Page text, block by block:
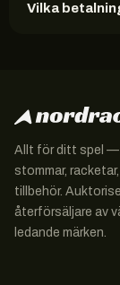
Vilka
Allt för ditt spel —
stommar,
tillbehör.
återförsäljare av
ledande märken.